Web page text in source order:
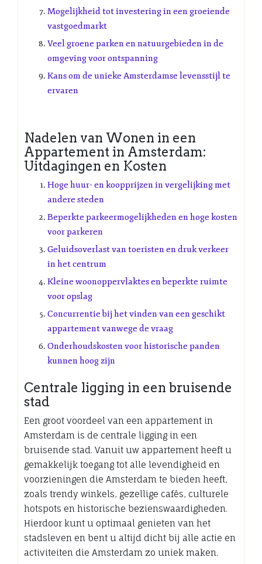
Mogelijkheid tot investering in een groeiende
vastgoedmarkt
Veel groene parken en natuurgebieden in de
omgeving voor ontspanning
Kans om de unieke Amsterdamse levensstijl te
ervaren
Nadelen van Wonen in een
Appartement in Amsterdam:
Uitdagingen en Kosten
Hoge huur- en koopprijzen in vergelijking met
andere steden
Beperkte parkeermogelijkheden en hoge kosten
voor parkeren
Geluidsoverlast van toeristen en druk verkeer
in het centrum
Kleine woonoppervlaktes en beperkte ruimte
voor opslag
Concurrentie bij het vinden van een geschikt
appartement vanwege de vraag
Onderhoudskosten voor historische panden
kunnen hoog zijn
Centrale ligging in een bruisende
stad
Een groot voordeel van een appartement in
Amsterdam is de centrale ligging in een
bruisende stad. Vanuit uw appartement heeft u
gemakkelijk toegang tot alle levendigheid en
voorzieningen die Amsterdam te bieden heeft,
zoals trendy winkels, gezellige cafés, culturele
hotspots en historische bezienswaardigheden.
Hierdoor kunt u optimaal genieten van het
stadsleven en bent u altijd dicht bij alle actie en
activiteiten die Amsterdam zo uniek maken.